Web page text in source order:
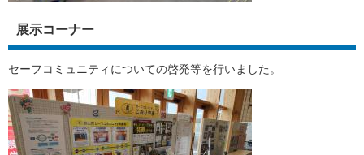
展示コーナー
セーフコミュニティについての啓発等を行いました。